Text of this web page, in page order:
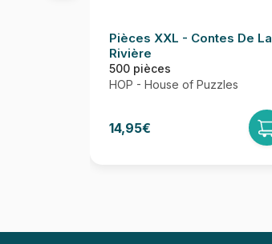
Pièces XXL - Contes De La
Rivière
500 pièces
HOP - House of Puzzles
14,95€